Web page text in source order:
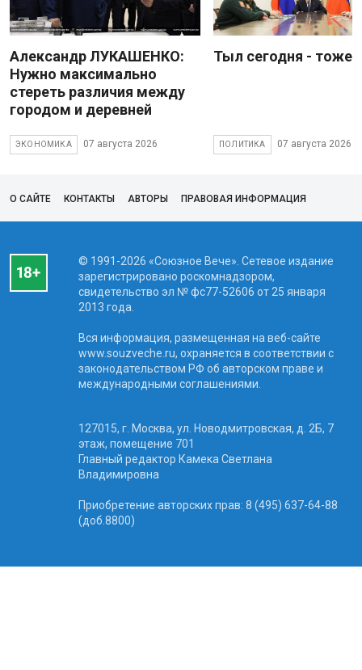
Александр ЛУКАШЕНКО:
Нужно максимально
стереть различия между
городом и деревней
ЭКОНОМИКА 07 августа 2026
Тыл сегодня - тоже
ПОЛИТИКА 07 августа 2026
О САЙТЕ КОНТАКТЫ АВТОРЫ ПРАВОВАЯ ИНФОРМАЦИЯ
© 1991-2026 «Союзное Вече». Сетевое издание
зарегистрировано роскомнадзором,
свидетельство эл № фc77-52606 от 25 января
2013 года.
Вся информация, размещенная на веб-сайте
www.souzveche.ru, охраняется в соответствии с
законодательством РФ об авторском праве и
международными соглашениями.
127015, г. Москва, ул. Новодмитровская, д. 2Б, 7
этаж, помещение 701
Главный редактор Камека Светлана
Владимировна
Приобретение авторских прав: 8 (495) 637-64-88
(доб.8800)